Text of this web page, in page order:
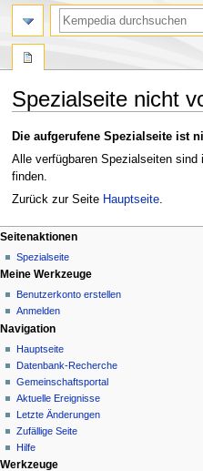
Spezialseite nicht
Zur
Navigation
springen
Zur
Suche
springen
Die aufgerufene Spezialseite ist
Alle verfügbaren Spezialseiten sind
finden.
Zurück zur Seite Hauptseite.
N
a
v
i
g
a
o
Seitenaktionen
Spezialseite
Meine Werkzeuge
Benutzerkonto erstellen
Anmelden
Navigation
Hauptseite
Datenbank-Recherche
Gemeinschafts­portal
Aktuelle Ereignisse
Letzte Änderungen
Zufällige Seite
Hilfe
Suche
Werkzeuge